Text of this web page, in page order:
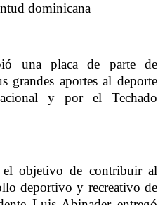
dominicana
una placa de parte de
grandes aportes al deporte
y por el Techado
objetivo de contribuir al
deportivo y recreativo de